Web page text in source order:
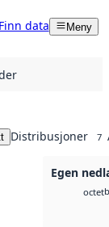
Finn data Meny
Distribusjoner 7
Egen
octet